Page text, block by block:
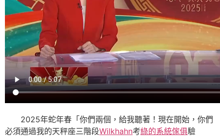
2025年蛇年春「你們兩個，給我聽著！現在開始，你們
必須通過我的天秤座三階段Wilkhahn考綠的系統傢俱驗